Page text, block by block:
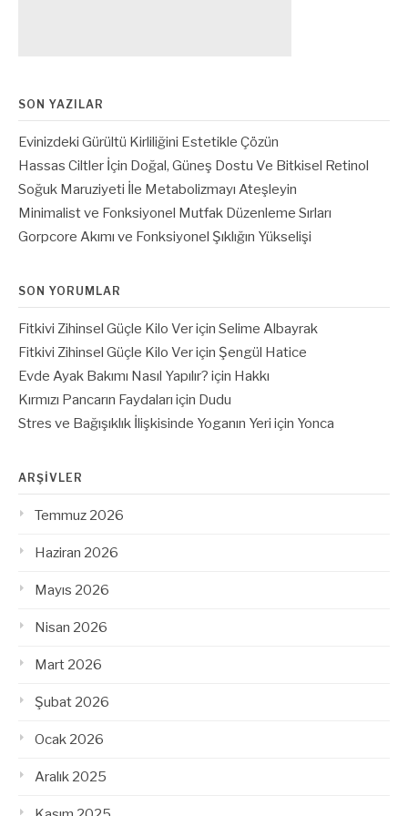
SON YAZILAR
Evinizdeki Gürültü Kirliliğini Estetikle Çözün
Hassas Ciltler İçin Doğal, Güneş Dostu Ve Bitkisel Retinol
Soğuk Maruziyeti İle Metabolizmayı Ateşleyin
Minimalist ve Fonksiyonel Mutfak Düzenleme Sırları
Gorpcore Akımı ve Fonksiyonel Şıklığın Yükselişi
SON YORUMLAR
Fitkivi Zihinsel Güçle Kilo Veriçin Selime Albayrak
Fitkivi Zihinsel Güçle Kilo Veriçin Şengül Hatice
Evde Ayak Bakımı Nasıl Yapılır? için Hakkı
Kırmızı Pancarın Faydaları için Dudu
Stres ve Bağışıklık İlişkisinde Yoganın Yeri için Yonca
ARŞIVLER
Temmuz 2026
Haziran 2026
Mayıs 2026
Nisan 2026
Mart 2026
Şubat 2026
Ocak 2026
Aralık 2025